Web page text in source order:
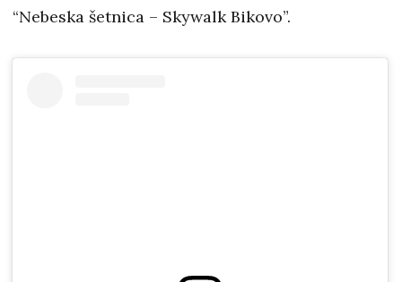
“Nebeska šetnica – Skywalk Bikovo”.